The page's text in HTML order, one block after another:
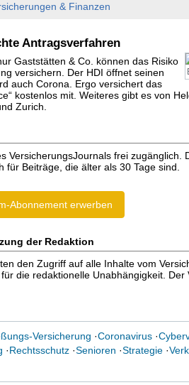
& Finanzen
Antragsverfahren
Gaststätten & Co. können das Risiko
versichern. Der HDI öffnet seinen
auch Corona. Ergo versichert das
kostenlos mit. Weiteres gibt es von
Zurich.
VersicherungsJournals frei zugänglich.
Beiträge, die älter als 30 Tage sind.
Abonnement erwerben
der Redaktion
den Zugriff auf alle Inhalte vom
die redaktionelle Unabhängigkeit. Der
Versicherung ·Coronavirus·
·Rechtsschutz·Senioren ·Strategie·